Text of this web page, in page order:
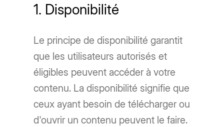
1. Disponibilité
Le principe de disponibilité garantit
que les utilisateurs autorisés et
éligibles peuvent accéder à votre
contenu. La disponibilité signifie que
ceux ayant besoin de télécharger ou
d'ouvrir un contenu peuvent le faire.